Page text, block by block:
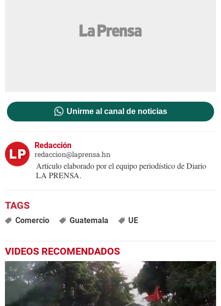
Unirme al canal de noticias
Redacción
redaccion@laprensa.hn
Artículo elaborado por el equipo periodístico de Diario
LA PRENSA.
Comercio Guatemala UE
VIDEOS RECOMENDADOS